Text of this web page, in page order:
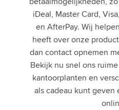
iDeal, Master Card,
en AfterPay. Wij
heeft over onze
dan contact opnemen
Bekijk nu snel ons
kantoorplanten en
als cadeau kunt